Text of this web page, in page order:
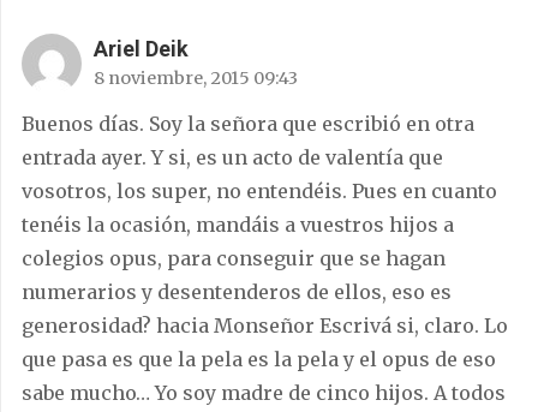
Ariel Deik
8 noviembre, 2015 09:43
Buenos días. Soy la señora que escribió en otra
entrada ayer. Y si, es un acto de valentía que
vosotros, los super, no entendéis. Pues en cuanto
tenéis la ocasión, mandáis a vuestros hijos a
colegios opus, para conseguir que se hagan
numerarios y desentenderos de ellos, eso es
generosidad? hacia Monseñor Escrivá si, claro. Lo
que pasa es que la pela es la pela y el opus de eso
sabe mucho… Yo soy madre de cinco hijos. A todos